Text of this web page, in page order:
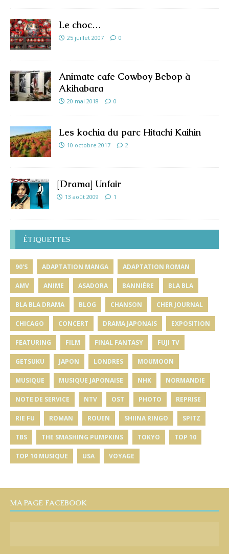
Le choc…
25 juillet 2007 0
Animate cafe Cowboy Bebop à
Akihabara
20 mai 2018 0
Les kochia du parc Hitachi Kaihin
10 octobre 2017 2
[Drama] Unfair
13 août 2009 1
ÉTIQUETTES
90'S ADAPTATION MANGA ADAPTATION ROMAN
AMV ANIME ASADORA BANNIÈRE BLA BLA
BLA BLA DRAMA BLOG CHANSON CHER JOURNAL
CHICAGO CONCERT DRAMA JAPONAIS EXPOSITION
FEATURING FILM FINAL FANTASY FUJI TV
GETSUKU JAPON LONDRES MOUMOON
MUSIQUE MUSIQUE JAPONAISE NHK NORMANDIE
NOTE DE SERVICE NTV OST PHOTO REPRISE
RIE FU ROMAN ROUEN SHIINA RINGO SPITZ
TBS THE SMASHING PUMPKINS TOKYO TOP 10
TOP 10 MUSIQUE USA VOYAGE
MA PAGE FACEBOOK